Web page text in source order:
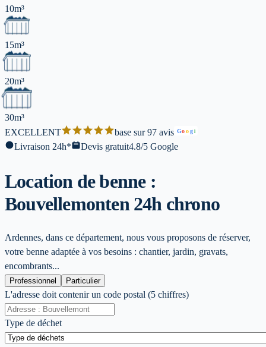
10m³
15m³
20m³
30m³
EXCELLENT
base sur 97 avis Goog l
Livraison 24h* Devis gratuit4.8/5 Google
Location de benne :
Bouvellemonten 24h chrono
Ardennes, dans ce département, nous vous proposons de réserver,
votre benne adaptée à vos besoins : chantier, jardin, gravats,
encombrants...
Professionnel Particulier
L'adresse doit contenir un code postal (5 chiffres)
Type de déchet